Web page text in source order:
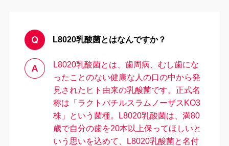
お問い合わせ
L8020乳酸菌とはなんですか？
L8020乳酸菌とは、⻭周病、むし⻭にな
ったことのない健康な人の⼝の中から発
⾒されたヒト由来の乳酸菌です。正式名
称は「ラクトバチルスラムノーザスKO3
株」という菌種。L8020乳酸菌は、満80
歳で⾃分の⻭を20本以上保ってほしいと
いう思いを込めて、L8020乳酸菌と名付